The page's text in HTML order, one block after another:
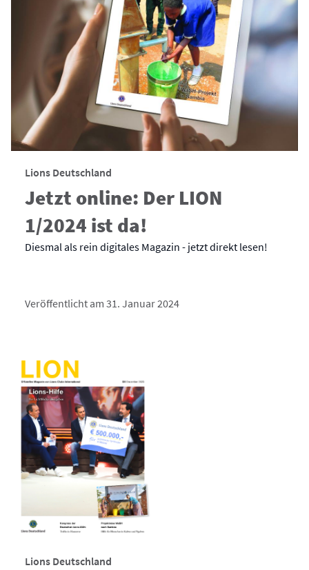
Lions Deutschland
Jetzt online: Der LION
1/2024 ist da!
Diesmal als rein digitales Magazin - jetzt direkt lesen!
Veröffentlicht am 31. Januar 2024
Lions Deutschland